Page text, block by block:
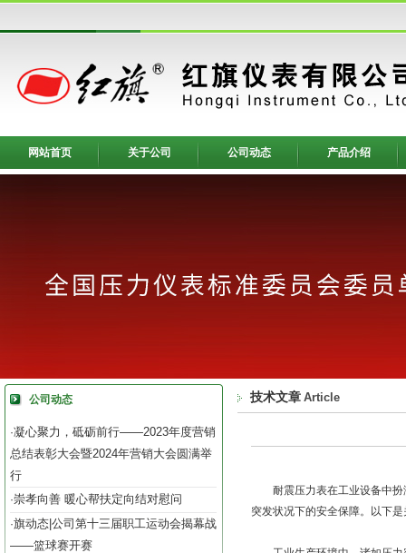
网站首页 关于公司 公司动态 产品介绍
公司动态
·凝心聚力，砥砺前行——2023年度营销
总结表彰大会暨2024年营销大会圆满举
行
·崇孝向善 暖心帮扶定向结对慰问
·旗动态|公司第十三届职工运动会揭幕战
——篮球赛开赛
技术文章 Article
耐震压力表在工业设备中扮
突发状况下的安全保障。以下